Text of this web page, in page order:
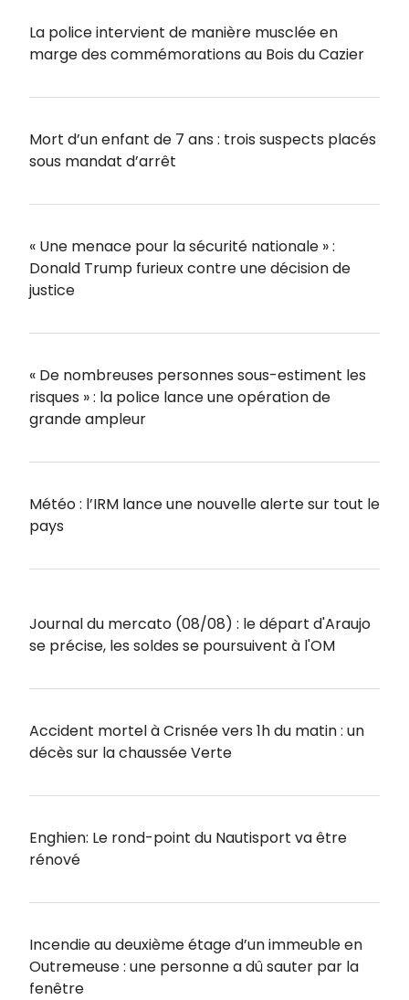
La police intervient de manière musclée en
marge des commémorations au Bois du Cazier
Mort d’un enfant de 7 ans : trois suspects placés
sous mandat d’arrêt
« Une menace pour la sécurité nationale » :
Donald Trump furieux contre une décision de
justice
« De nombreuses personnes sous-estiment les
risques » : la police lance une opération de
grande ampleur
Météo : l’IRM lance une nouvelle alerte sur tout le
pays
Journal du mercato (08/08) : le départ d'Araujo
se précise, les soldes se poursuivent à l'OM
Accident mortel à Crisnée vers 1h du matin : un
décès sur la chaussée Verte
Enghien: Le rond-point du Nautisport va être
rénové
Incendie au deuxième étage d’un immeuble en
Outremeuse : une personne a dû sauter par la
fenêtre